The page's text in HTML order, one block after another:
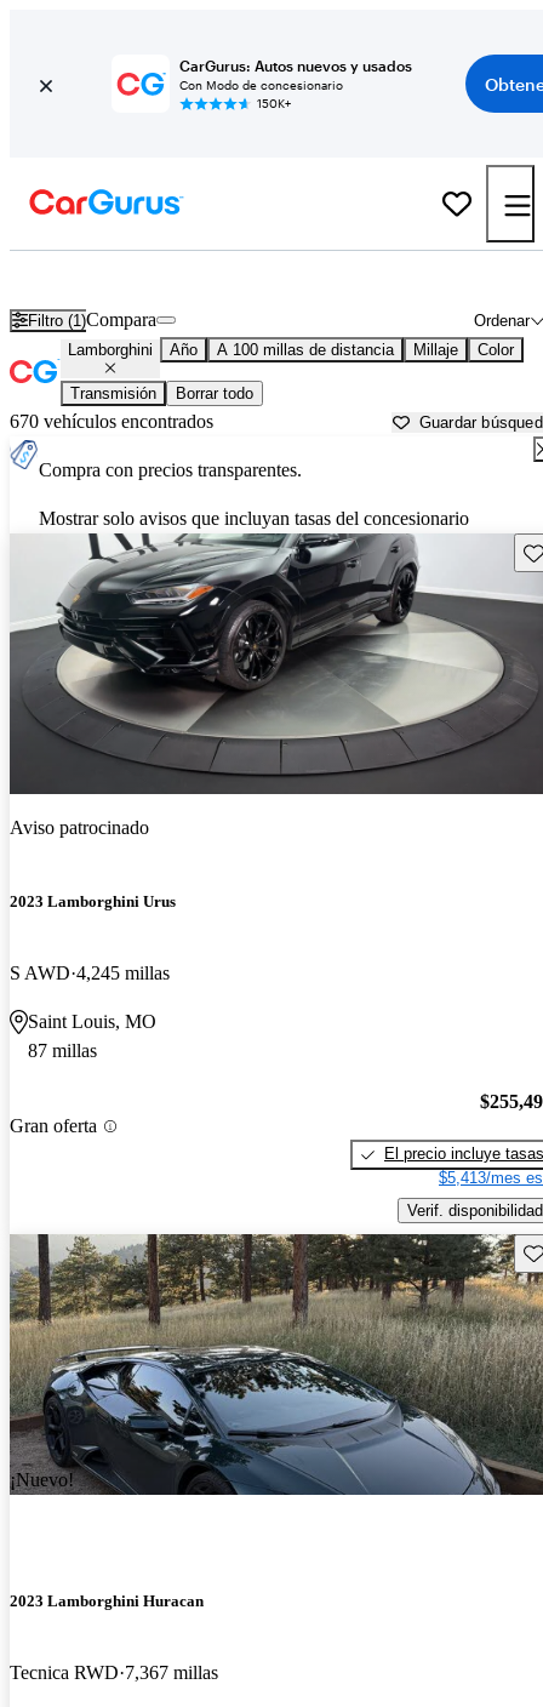
CarGurus: Autos nuevos y usados
Con Modo de concesionario
150K+
Filtro (1) Ordenar
Compara
Lamborghini Año A 100 millas de distancia Millaje Color
Transmisión Borrar todo
670 vehículos encontrados Guardar
Compra con precios transparentes.
Mostrar solo avisos que incluyan tasas del concesionario
Aviso patrocinado
2023 Lamborghini Urus
S AWD 4,245 millas
Saint Louis, MO
87 millas
Gran oferta
El precio incluye tasas
$5,413/mes
Verif. disponibilidad
¡Nuevo!
2023 Lamborghini Huracan
Tecnica RWD 7,367 millas